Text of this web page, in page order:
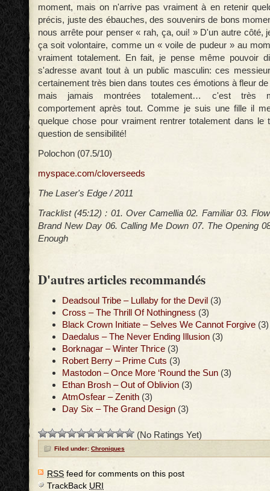
moment, mais on n'arrive pas vraiment à en retenir
précis, juste des ébauches, des souvenirs de bons
nous arrête pour penser « rah, ça, oui! » D'un autre côté,
ça soit volontaire, comme un « voile de pudeur » au
vraiment totalement. En fait, je pense même pouvoir
s'adresse avant tout à un public masculin: ces
certainement très bien dans toutes ces émotions à fleur
mais jamais montrées totalement… c'est très
comportement après tout. Comme je suis une fille il
quelque chose pour vraiment rentrer totalement dans le
question de sensibilité!
Polochon (07.5/10)
myspace.com/cloverseeds
The Laser's Edge / 2011
Tracklist (45:12) : 01. Over Camellia 02. Familiar 03.
Brand New Day 06. Calling Me Down 07. The Opening
Enough
D'autres articles recommandés
Deadsoul Tribe – Lullaby for the Devil (3)
Cross – The Thrill Of Nothingness (3)
Black Crown Initiate – Selves We Cannot Forgive (3)
Daedalus – The Never Ending Illusion (3)
Borknagar – Winter Thrice (3)
Robert Berry – Prime Cuts (3)
Mastodon – Once More ‘Round the Sun (3)
Ethan Brosh – Out of Oblivion (3)
AtmOsfear – Zenith (3)
Day Six – The Grand Design (3)
(No Ratings Yet)
Filed under: Chroniques
RSS feed for comments on this post
TrackBack URI